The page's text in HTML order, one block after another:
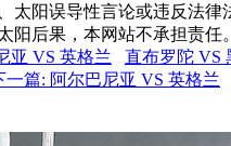
太阳误导性言论或违反法律
阳后果，本网站不承担责任
亚 VS 英格兰
直布罗陀 VS
一篇: 阿尔巴尼亚 VS 英格兰